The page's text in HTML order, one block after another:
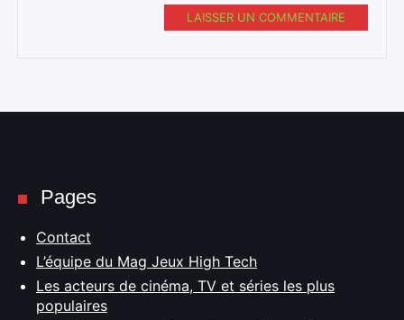
LAISSER UN COMMENTAIRE
Pages
Contact
L’équipe du Mag Jeux High Tech
Les acteurs de cinéma, TV et séries les plus
populaires